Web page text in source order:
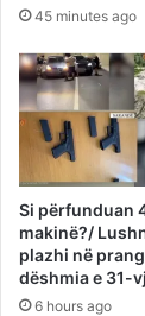
45 minutes ago
Si përfunduan 4
makinë?/
plazhi në
dëshmia e 31-
6 hours ago